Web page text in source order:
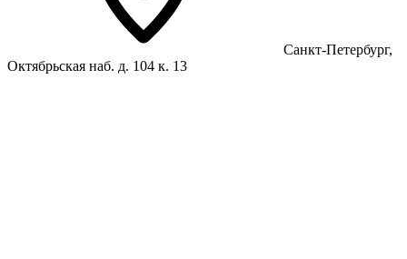
Санкт-Петербург,
Октябрьская наб. д. 104 к. 13